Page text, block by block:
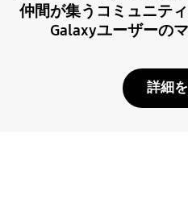
仲間が集うコミュニテ
Galaxyユーザーの
詳細